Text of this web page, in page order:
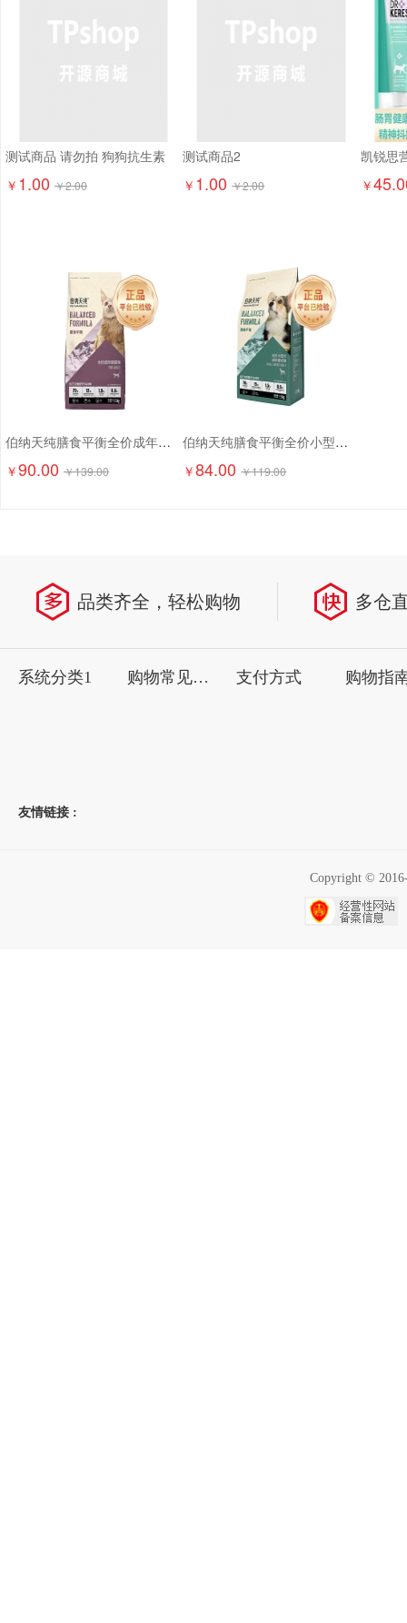
测试商品 请勿拍 狗狗抗生素
￥ 1.00 ￥2.00
测试商品2
￥ 1.00 ￥2.00 ￥
伯纳天纯膳食平衡全价成年期猫粮（含三文鱼配方）1.5kg
￥90.00 ￥139.00
伯纳天纯膳食平衡全价小型犬成犬粮（含三文鱼配方）1.5kg
￥84.00 ￥119.00
品类齐全，轻松购物 多仓
系统分类1 购物常见问题 支付方式 购物指
友情链接 :
Copyright ©